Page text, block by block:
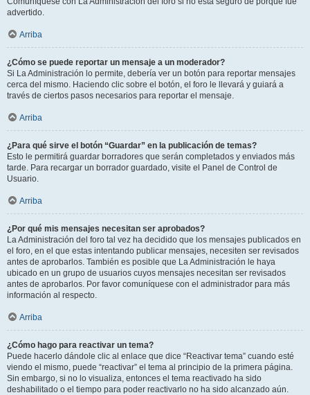
advertido.
Arriba
¿Cómo se puede reportar un mensaje a un moderador?
Si La Administración lo permite, debería ver un botón para reportar mensajes
cerca del mismo. Haciendo clic sobre el botón, el foro le llevará y guiará a
través de ciertos pasos necesarios para reportar el mensaje.
Arriba
¿Para qué sirve el botón “Guardar” en la publicación de temas?
Esto le permitirá guardar borradores que serán completados y enviados más
tarde. Para recargar un borrador guardado, visite el Panel de Control de
Usuario.
Arriba
¿Por qué mis mensajes necesitan ser aprobados?
La Administración del foro tal vez ha decidido que los mensajes publicados en
el foro, en el que estas intentando publicar mensajes, necesiten ser revisados
antes de aprobarlos. También es posible que La Administración le haya
ubicado en un grupo de usuarios cuyos mensajes necesitan ser revisados
antes de aprobarlos. Por favor comuníquese con el administrador para más
información al respecto.
Arriba
¿Cómo hago para reactivar un tema?
Puede hacerlo dándole clic al enlace que dice “Reactivar tema” cuando esté
viendo el mismo, puede “reactivar” el tema al principio de la primera página.
Sin embargo, si no lo visualiza, entonces el tema reactivado ha sido
deshabilitado o el tiempo para poder reactivarlo no ha sido alcanzado aún.